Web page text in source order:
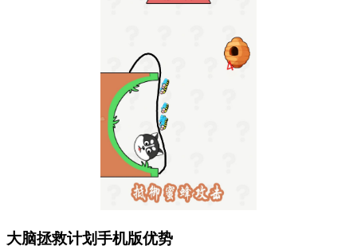
大脑拯救计划手机版优势